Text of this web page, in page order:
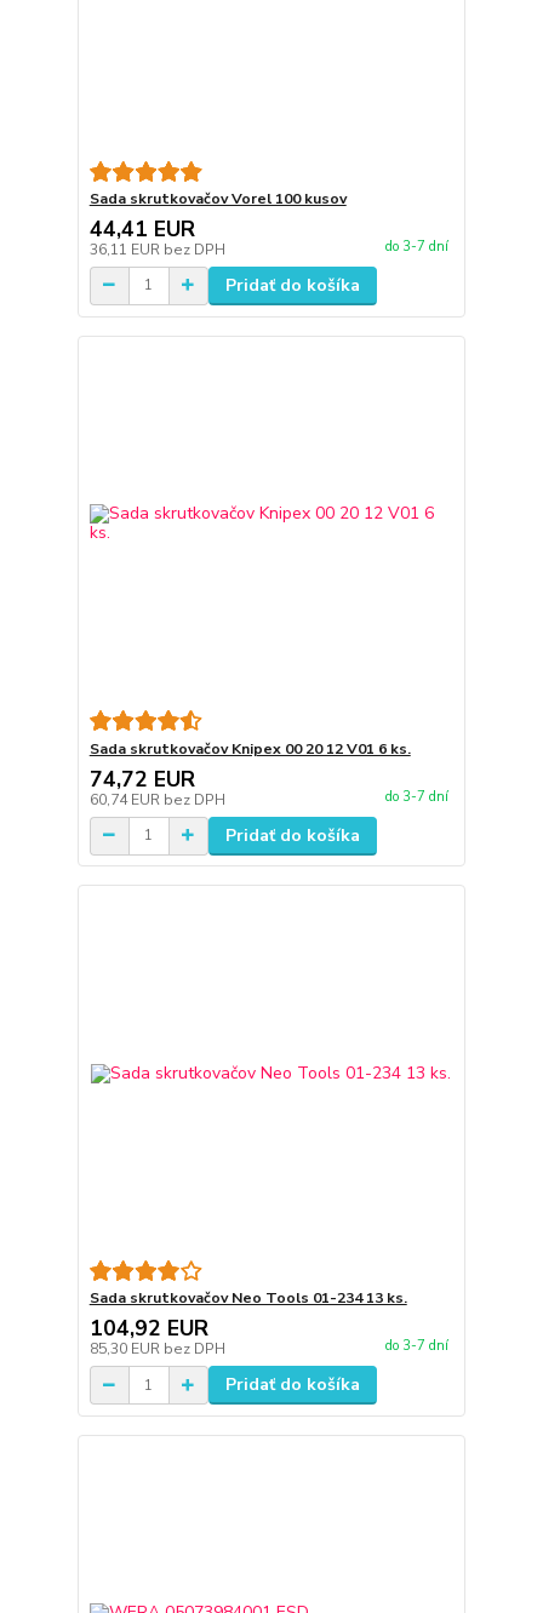
Sada skrutkovačov Vorel 100 kusov
44,41 EUR
36,11 EUR bez DPH do 3-7 dní
Pridať do košíka
Sada skrutkovačov Knipex 00 20 12 V01 6 ks.
74,72 EUR
60,74 EUR bez DPH do 3-7 dní
Pridať do košíka
Sada skrutkovačov Neo Tools 01-234 13 ks.
104,92 EUR
85,30 EUR bez DPH do 3-7 dní
Pridať do košíka